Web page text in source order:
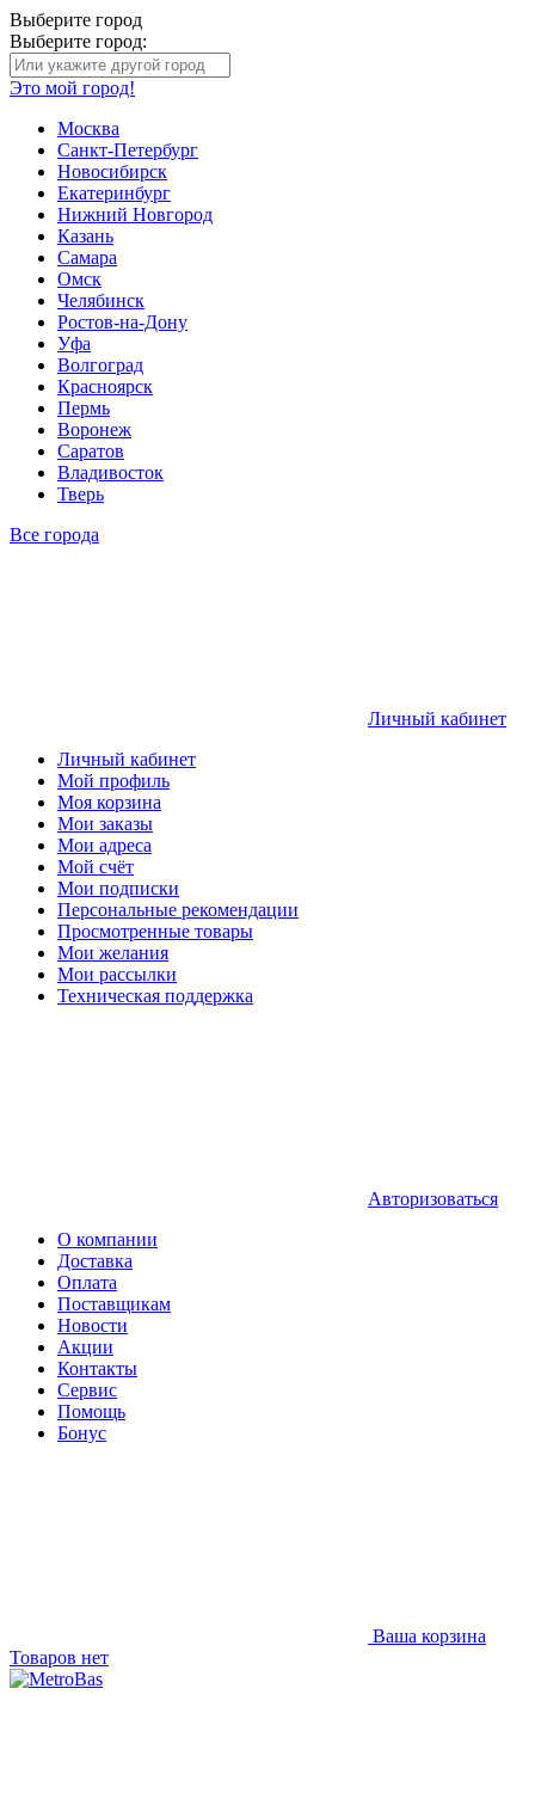
Выберите город
Выберите город:
Это мой город!
Москва
Санкт-Петербург
Новосибирск
Екатеринбург
Нижний Новгород
Казань
Самара
Омск
Челябинск
Ростов-на-Дону
Уфа
Волгоград
Красноярск
Пермь
Воронеж
Саратов
Владивосток
Тверь
Все города
Личный кабинет
Личный кабинет
Мой профиль
Моя корзина
Мои заказы
Мои адреса
Мой счёт
Мои подписки
Персональные рекомендации
Просмотренные товары
Мои желания
Мои рассылки
Техническая поддержка
Авторизоваться
О компании
Доставка
Оплата
Поставщикам
Новости
Акции
Контакты
Сервис
Помощь
Бонус
Ваша корзина
Товаров нет